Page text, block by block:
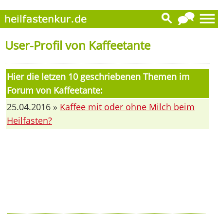
User-Profil von Kaffeetante
Hier die letzen 10 geschriebenen Themen im
Forum von Kaffeetante:
25.04.2016 » Kaffee mit oder ohne Milch beim
Heilfasten?